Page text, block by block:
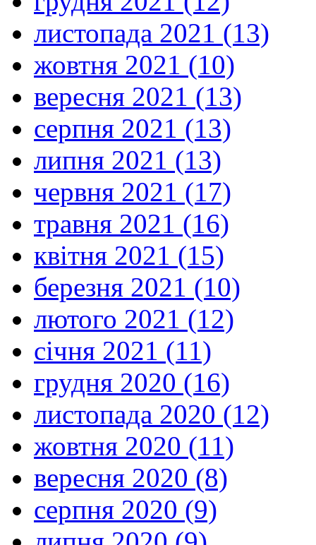
листопада 2021 (13)
жовтня 2021 (10)
вересня 2021 (13)
серпня 2021 (13)
липня 2021 (13)
червня 2021 (17)
травня 2021 (16)
квітня 2021 (15)
березня 2021 (10)
лютого 2021 (12)
січня 2021 (11)
грудня 2020 (16)
листопада 2020 (12)
жовтня 2020 (11)
вересня 2020 (8)
серпня 2020 (9)